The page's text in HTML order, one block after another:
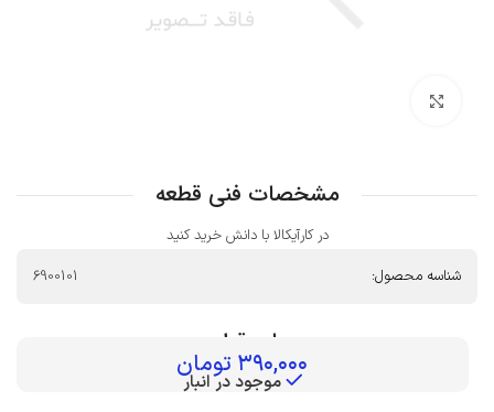
مشخصات فنی قطعه
در کارآیکالا با دانش خرید کنید
شناسه محصول:
6900101
بهای قطعه :
۳۹۰,۰۰۰ تومان
موجود در انبار